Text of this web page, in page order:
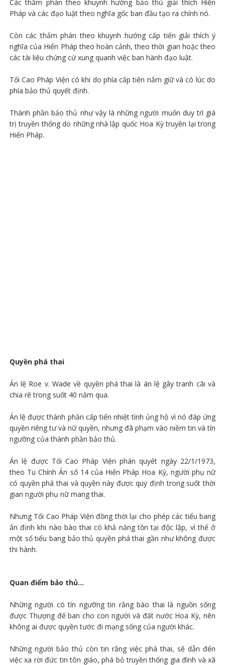
Các thẩm phán theo khuynh hướng bảo thủ giải thích Hiến
Pháp và các đạo luật theo nghĩa gốc ban đầu tạo ra chính nó.
Còn các thẩm phán theo khuynh hướng cấp tiến giải thích ý
nghĩa của Hiến Pháp theo hoàn cảnh, theo thời gian hoặc theo
các tài liệu chứng cứ xung quanh việc ban hành đạo luật.
Tối Cao Pháp Viện có khi do phía cấp tiến nắm giữ và có lúc do
phía bảo thủ quyết định.
Thành phần bảo thủ như vậy là những người muốn duy trì giá
trị truyền thống do những nhà lập quốc Hoa Kỳ truyền lại trong
Hiến Pháp.
Quyền phá thai
Án lệ Roe v. Wade về quyền phá thai là án lệ gây tranh cãi và
chia rẽ trong suốt 40 năm qua.
Án lệ được thành phần cấp tiến nhiệt tình ủng hộ vì nó đáp ứng
quyền riêng tư và nữ quyền, nhưng đã phạm vào niềm tin và tín
ngưỡng của thành phần bảo thủ.
Án lệ được Tối Cao Pháp Viện phán quyết ngày 22/1/1973,
theo Tu Chính Án số 14 của Hiến Pháp Hoa Kỳ, người phụ nữ
có quyền phá thai và quyền này được quy định trong suốt thời
gian người phụ nữ mang thai.
Nhưng Tối Cao Pháp Viện đồng thời lại cho phép các tiểu bang
ấn định khi nào bào thai có khả năng tồn tại độc lập, vì thế ở
một số tiểu bang bảo thủ quyền phá thai gần như không được
thi hành.
Quan điểm bảo thủ...
Những người có tín ngưỡng tin rằng bào thai là nguồn sống
được Thượng đế ban cho con người và đất nước Hoa Kỳ, nên
không ai được quyền tước đi mạng sống của người khác.
Những người bảo thủ còn tin rằng việc phá thai, sẽ dẫn đến
việc xa rời đức tin tôn giáo, phá bỏ truyền thống gia đình và xã